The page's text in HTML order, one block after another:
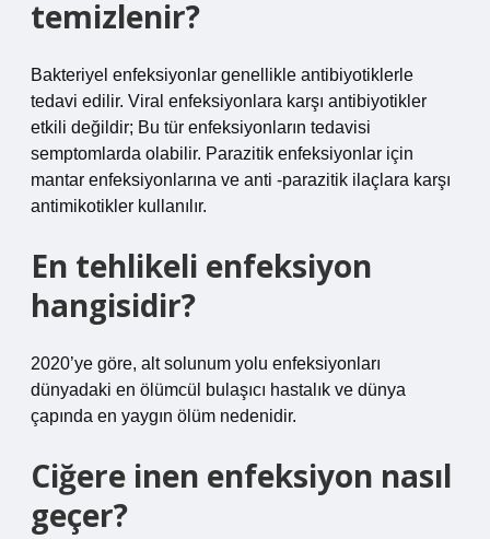
temizlenir?
Bakteriyel enfeksiyonlar genellikle antibiyotiklerle
tedavi edilir. Viral enfeksiyonlara karşı antibiyotikler
etkili değildir; Bu tür enfeksiyonların tedavisi
semptomlarda olabilir. Parazitik enfeksiyonlar için
mantar enfeksiyonlarına ve anti -parazitik ilaçlara karşı
antimikotikler kullanılır.
En tehlikeli enfeksiyon
hangisidir?
2020’ye göre, alt solunum yolu enfeksiyonları
dünyadaki en ölümcül bulaşıcı hastalık ve dünya
çapında en yaygın ölüm nedenidir.
Ciğere inen enfeksiyon nasıl
geçer?